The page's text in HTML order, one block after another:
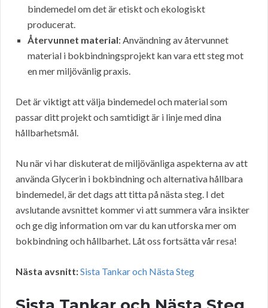
bindemedel om det är etiskt och ekologiskt
producerat.
Återvunnet material: Användning av återvunnet
material i bokbindningsprojekt kan vara ett steg mot
en mer miljövänlig praxis.
Det är viktigt att välja bindemedel och material som
passar ditt projekt och samtidigt är i linje med dina
hållbarhetsmål.
Nu när vi har diskuterat de miljövänliga aspekterna av att
använda Glycerin i bokbindning och alternativa hållbara
bindemedel, är det dags att titta på nästa steg. I det
avslutande avsnittet kommer vi att summera våra insikter
och ge dig information om var du kan utforska mer om
bokbindning och hållbarhet. Låt oss fortsätta vår resa!
Nästa avsnitt:Sista Tankar och Nästa Steg